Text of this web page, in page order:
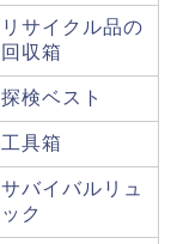
リサイクル品の
回収箱
探検ベスト
工具箱
サバイバルリュ
ック